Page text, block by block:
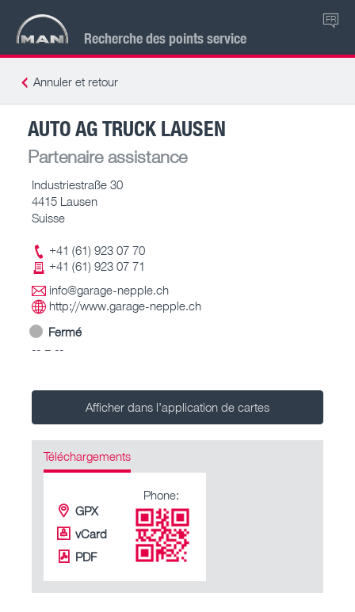
Recherche des points service
FR
Annuler et retour
AUTO AG TRUCK LAUSEN
Partenaire assistance
Industriestraße 30
4415 Lausen
Suisse
+41 (61) 923 07 70
+41 (61) 923 07 71
info@garage-nepple.ch
http://www.garage-nepple.ch
Fermé
-- – --
Afficher dans l’application de cartes
Téléchargements
GPX
vCard
PDF
Phone: